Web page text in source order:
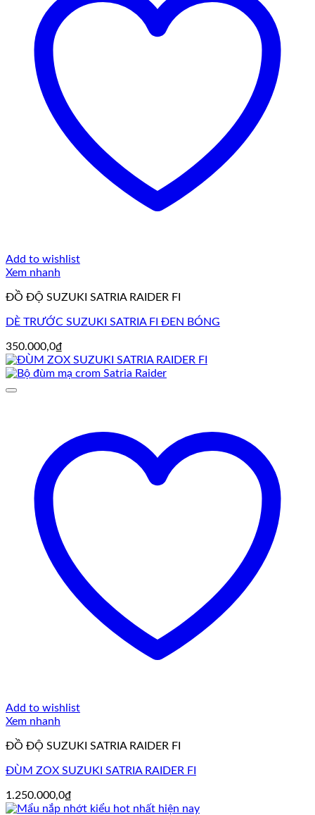
Add to wishlist
Xem nhanh
ĐỒ ĐỘ SUZUKI SATRIA RAIDER FI
DÈ TRƯỚC SUZUKI SATRIA FI ĐEN BÓNG
350.000,0₫
Add to wishlist
Xem nhanh
ĐỒ ĐỘ SUZUKI SATRIA RAIDER FI
ĐÙM ZOX SUZUKI SATRIA RAIDER FI
1.250.000,0₫